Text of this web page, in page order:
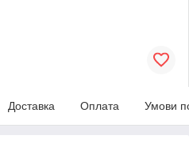
Доставка Оплата Умови